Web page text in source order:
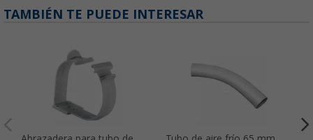
TAMBIÉN TE PUEDE INTERESAR